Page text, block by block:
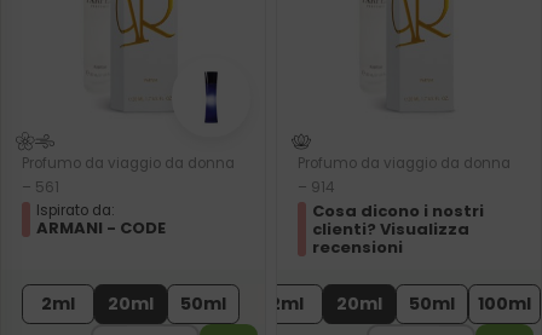
Profumo da viaggio da donna
– 561
Ispirato da:
ARMANI - CODE
2ml 20ml 50ml
Profumo da viaggio da donna
– 914
Cosa dicono i nostri
clienti? Visualizza
recensioni
2ml 20ml 50ml 100ml